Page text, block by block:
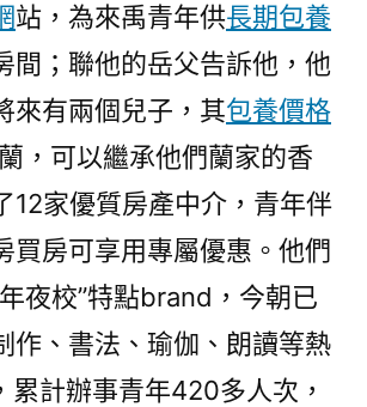
站，為來禹青年供長期包養
間；聯他的岳父告訴他，他
來有兩個兒子，其包養價格
，可以繼承他們蘭家的香
12家優質房產中介，青年伴
買房可享用專屬優惠。他們
夜校”特點brand，今朝已
作、書法、瑜伽、朗讀等熱
累計辦事青年420多人次，